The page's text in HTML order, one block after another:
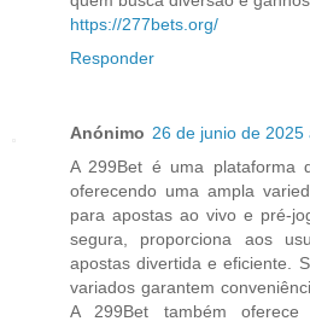
https://277bets.org/
Responder
Anónimo 26 de junio de 2025
A 299Bet é uma plataforma
oferecendo uma ampla
para apostas ao vivo e pré-
segura, proporciona aos
apostas divertida e eficiente.
variados garantem
A 299Bet também